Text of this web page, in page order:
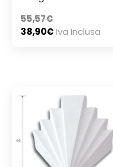
55,57€
38,90€Iva Inclusa